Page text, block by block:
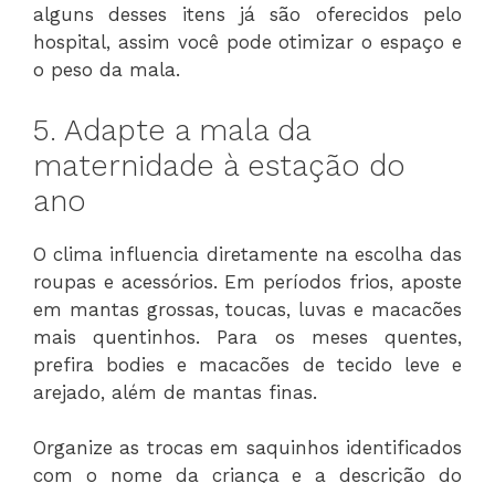
alguns desses itens já são oferecidos pelo
hospital, assim você pode otimizar o espaço e
o peso da mala.
5. Adapte a mala da
maternidade à estação do
ano
O clima influencia diretamente na escolha das
roupas e acessórios. Em períodos frios, aposte
em mantas grossas, toucas, luvas e macacões
mais quentinhos. Para os meses quentes,
prefira bodies e macacões de tecido leve e
arejado, além de mantas finas.
Organize as trocas em saquinhos identificados
com o nome da criança e a descrição do